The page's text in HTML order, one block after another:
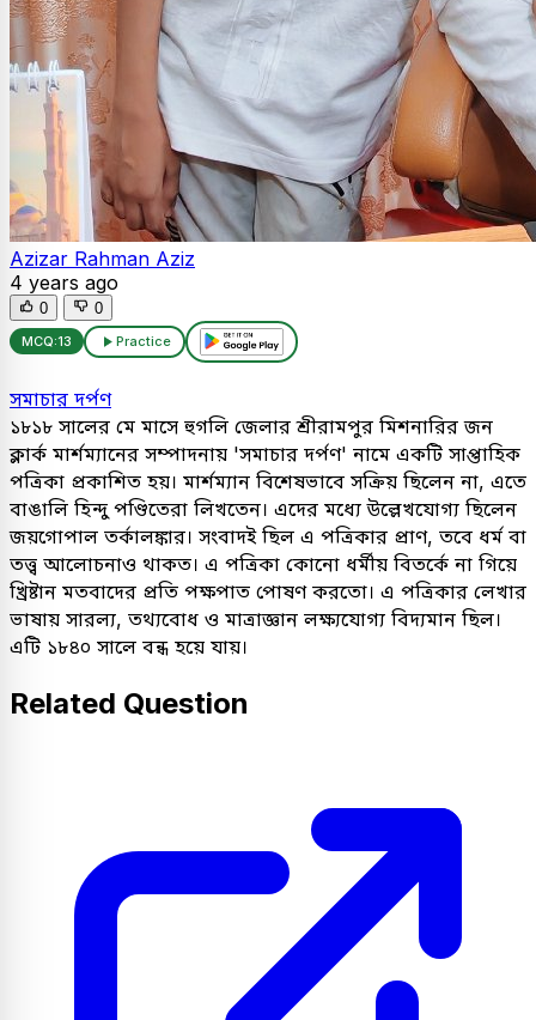
Azizar Rahman Aziz
4 years ago
0 0
MCQ:13 Practice
সমাচার দর্পণ
১৮১৮ সালের মে মাসে হুগলি জেলার শ্রীরামপুর মিশনারির জন
ক্লার্ক মার্শম্যানের সম্পাদনায় 'সমাচার দর্পণ' নামে একটি সাপ্তাহিক
পত্রিকা প্রকাশিত হয়। মার্শম্যান বিশেষভাবে সক্রিয় ছিলেন না, এতে
বাঙালি হিন্দু পণ্ডিতেরা লিখতেন। এদের মধ্যে উল্লেখযোগ্য ছিলেন
জয়গোপাল তর্কালঙ্কার। সংবাদই ছিল এ পত্রিকার প্রাণ, তবে ধর্ম বা
তত্ত্ব আলোচনাও থাকত। এ পত্রিকা কোনো ধর্মীয় বিতর্কে না গিয়ে
খ্রিষ্টান মতবাদের প্রতি পক্ষপাত পোষণ করতো। এ পত্রিকার লেখার
ভাষায় সারল্য, তথ্যবোধ ও মাত্রাজ্ঞান লক্ষ্যযোগ্য বিদ্যমান ছিল।
এটি ১৮৪০ সালে বন্ধ হয়ে যায়।
Related Question